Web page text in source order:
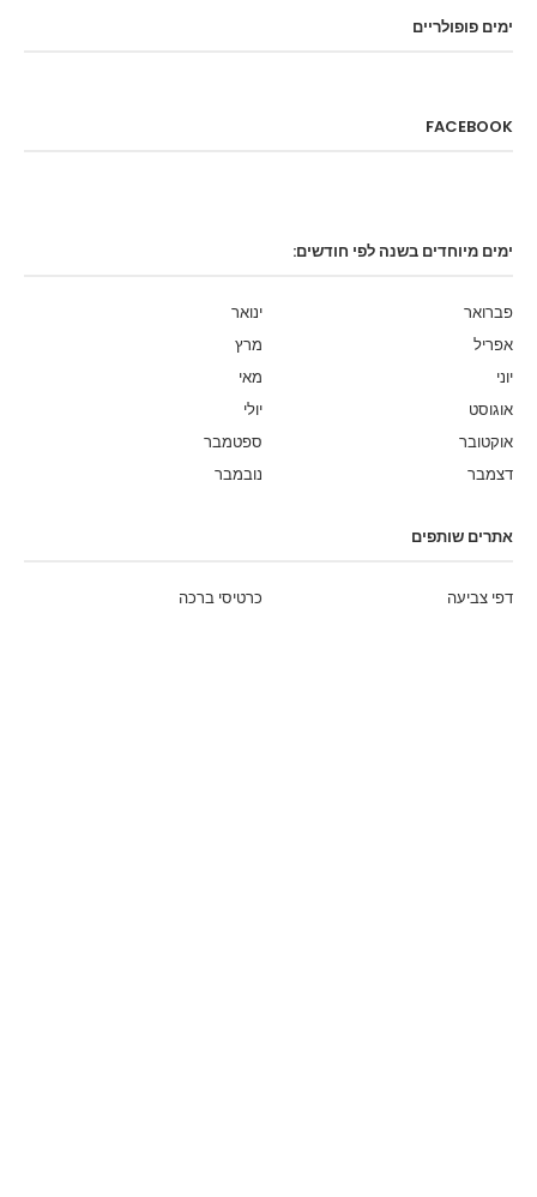
ימים פופולריים
FACEBOOK
ימים מיוחדים בשנה לפי חודשים:
ינואר
פברואר
מרץ
אפריל
מאי
יוני
יולי
אוגוסט
ספטמבר
אוקטובר
נובמבר
דצמבר
אתרים שותפים
כרטיסי ברכה דפי צביעה